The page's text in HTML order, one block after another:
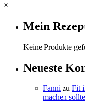
×
Mein
Keine Produkte
Neueste
Fanni zu Fit
machen